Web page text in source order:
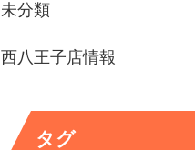
未分類
西八王子店情報
タグ